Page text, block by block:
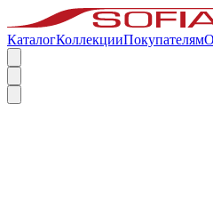
КаталогКоллекцииПокупателям